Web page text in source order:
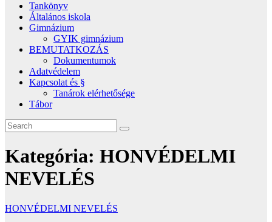
Tankönyv
Általános iskola
Gimnázium
GYIK gimnázium
BEMUTATKOZÁS
Dokumentumok
Adatvédelem
Kapcsolat és §
Tanárok elérhetősége
Tábor
Kategória: HONVÉDELMI
NEVELÉS
HONVÉDELMI NEVELÉS